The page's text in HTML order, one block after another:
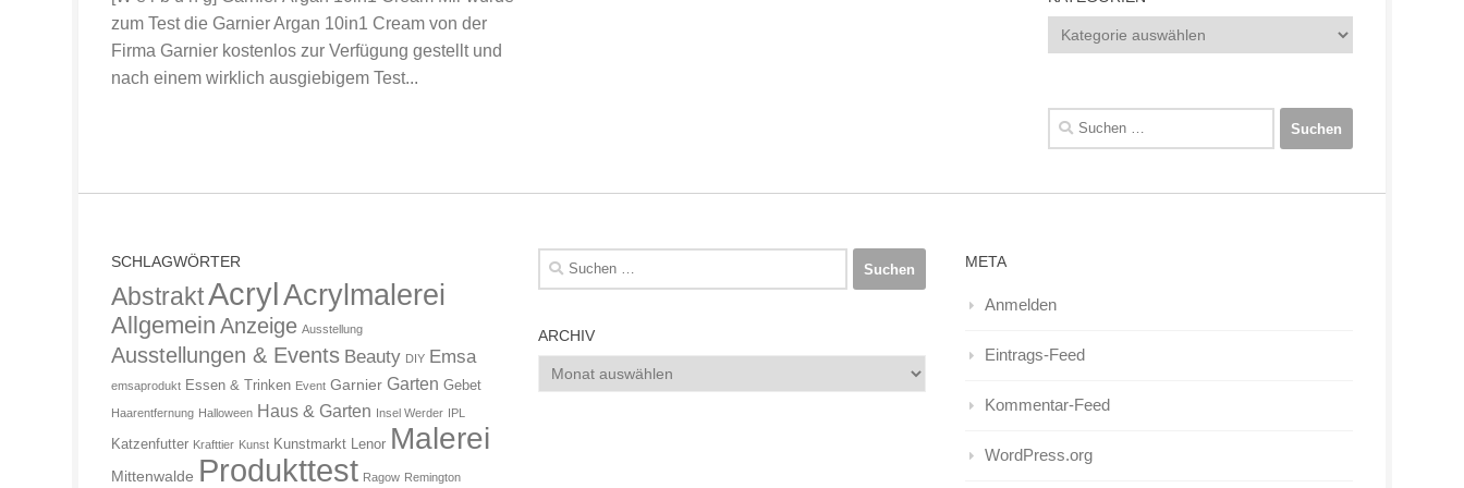
zum Test die Garnier Argan 10in1 Cream von der
Firma Garnier kostenlos zur Verfügung gestellt und
nach einem wirklich ausgiebigem Test...
Kategorien
Suchen
nach:
SCHLAGWÖRTER
AbstraktAcryl Acrylmalerei
Allgemein Anzeige Ausstellung
Ausstellungen & Events Beauty DIY Emsa
emsaprodukt Essen & Trinken Event Garnier Garten Gebet
Haarentfernung Halloween Haus & Garten Insel Werder IPL
Katzenfutter Krafttier Kunst Kunstmarkt Lenor Malerei
Mittenwalde Produkttest Ragow Remington
Suchen
nach:
ARCHIV
Archiv
META
Anmelden
Eintrags-Feed
Kommentar-Feed
WordPress.org